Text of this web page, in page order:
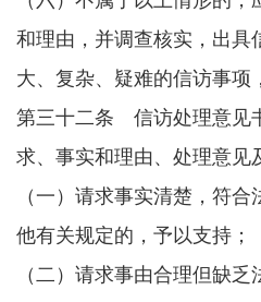
和理由，并调查核实，出具
大、复杂、疑难的信访事项
第三十二条 信访处理意见
求、事实和理由、处理意见
（一）请求事实清楚，符
他有关规定的，予以支持；
（二）请求事由合理但缺